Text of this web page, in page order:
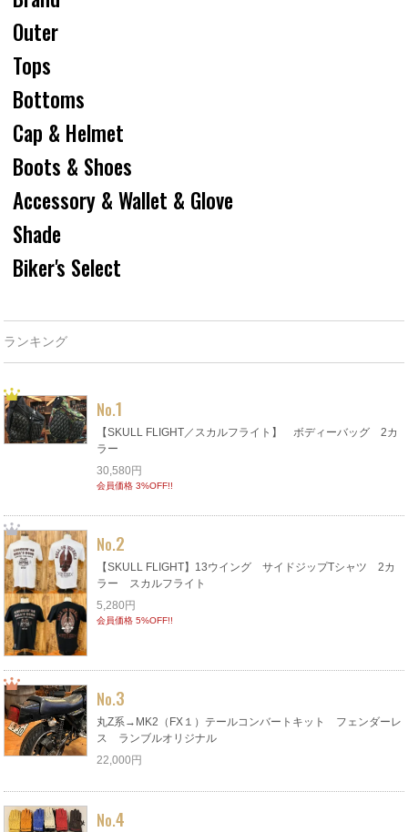
Outer
Tops
Bottoms
Cap & Helmet
Boots & Shoes
Accessory & Wallet & Glove
Shade
Biker's Select
ランキング
No.1
【SKULL FLIGHT／スカルフライト】 ボディーバッグ 2カ
ラー
30,580円
会員価格 3%OFF!!
No.2
【SKULL FLIGHT】13ウイング サイドジップTシャツ 2カ
ラー スカルフライト
5,280円
会員価格 5%OFF!!
No.3
丸Z系→MK2（FX１）テールコンバートキット フェンダーレ
ス ランブルオリジナル
22,000円
No.4